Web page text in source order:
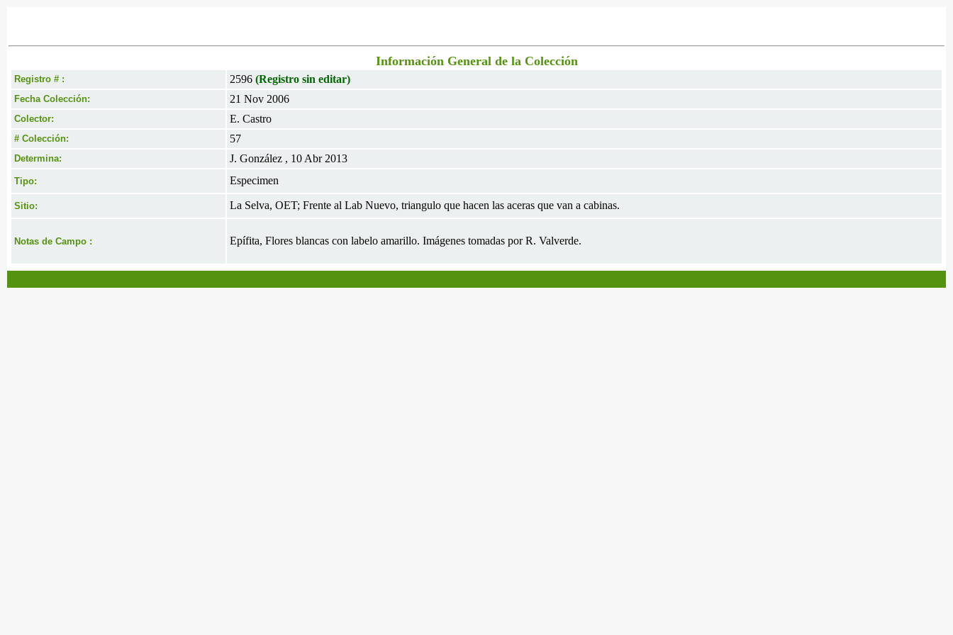
Información General de la Colección
Registro # : 2596 (Registro sin editar)
Fecha Colección: 21 Nov 2006
Colector: E. Castro
# Colección: 57
Determina: J. González , 10 Abr 2013
Tipo: Especimen
Sitio: La Selva, OET; Frente al Lab Nuevo, triangulo que hacen las aceras que van a cabinas.
Notas de Campo : Epífita, Flores blancas con labelo amarillo. Imágenes tomadas por R. Valverde.